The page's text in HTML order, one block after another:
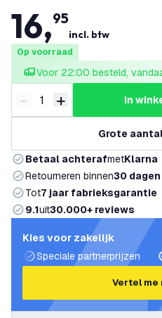
16,95
incl. btw
Op voorraad
Voor 22:00 besteld,
Verminder hoeveelheid
- Verhoog
+ in
Grote
Betaal achterafmetKlarna
Retourneren binnen30 dagen
Tot7 jaar fabrieksgarantie
9.1uit30.000+ reviews
Kies voor zakelijk
Speciale partnerprijzen
Vertel me